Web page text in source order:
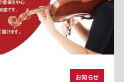
お知らせ